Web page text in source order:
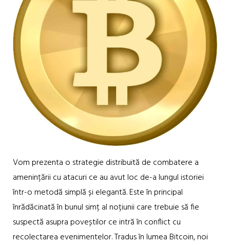
Vom prezenta o strategie distribuită de combatere a
amenințării cu atacuri ce au avut loc de-a lungul istoriei
într-o metodă simplă și elegantă. Este în principal
înrădăcinată în bunul simț al noțiunii care trebuie să fie
suspectă asupra poveștilor ce intră în conflict cu
recolectarea evenimentelor. Tradus în lumea Bitcoin, noi